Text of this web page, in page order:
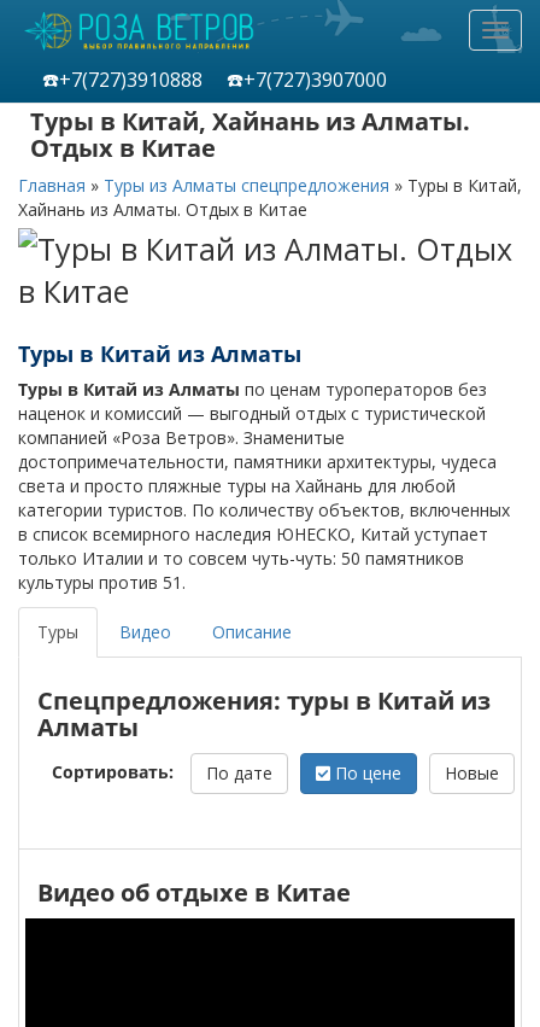
☎️+7(727)3910888 ☎️+7(727)3907000
Туры в Китай, Хайнань из Алматы.
Отдых в Китае
Главная » Туры из Алматы спецпредложения » Туры в Китай,
Хайнань из Алматы. Отдых в Китае
Туры в Китай из Алматы
Туры в Китай из Алматы по ценам туроператоров без
наценок и комиссий — выгодный отдых с туристической
компанией «Роза Ветров». Знаменитые
достопримечательности, памятники архитектуры, чудеса
света и просто пляжные туры на Хайнань для любой
категории туристов. По количеству объектов, включенных
в список всемирного наследия ЮНЕСКО, Китай уступает
только Италии и то совсем чуть-чуть: 50 памятников
культуры против 51.
Туры Видео Описание
Спецпредложения: туры в Китай из
Алматы
Сортировать: По дате По цене Новые
Видео об отдыхе в Китае